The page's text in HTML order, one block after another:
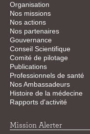
Organisation
Nos missions
Nos actions
Nos partenaires
Gouvernance
Conseil Scientifique
Comité de pilotage
Publications
Professionnels de santé
Nos Ambassadeurs
Histoire de la médecine
Rapports d'activité
Mission Alerter